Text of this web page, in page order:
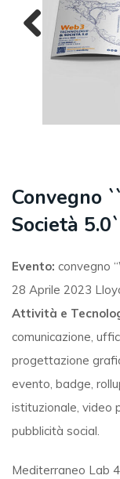
Previous
Convegno
Società
Evento: convegno
28 Aprile 2023
Attività e
comunicazione,
progettazione
evento, badge,
istituzionale, video
pubblicità social.
Mediterraneo Lab